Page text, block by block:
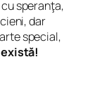
speranţa,
dar
special,